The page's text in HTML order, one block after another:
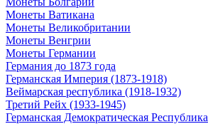
Монеты Ватикана
Монеты Великобритании
Монеты Венгрии
Монеты Германии
Германия до 1873 года
Германская Империя (1873-1918)
Веймарская республика (1918-1932)
Третий Рейх (1933-1945)
Германская Демократическая Республика